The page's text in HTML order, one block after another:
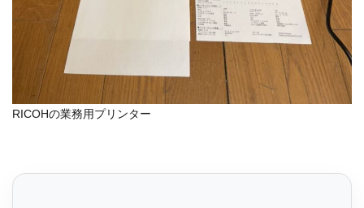
RICOHの業務用プリンター